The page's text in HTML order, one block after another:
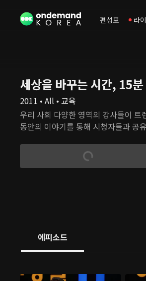
편성표 라
세상을 바꾸는 시간, 15분
2011 • All • 교육
우리 사회 다양한 영역의 강사들이
동안의 이야기를 통해 시청자들과 공
에피소드